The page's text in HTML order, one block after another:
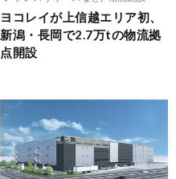
ヨコレイが上信越エリア初、
新潟・長岡で2.7万tの物流拠
点開設